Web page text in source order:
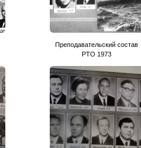
Преподавательский состав
РТО 1973